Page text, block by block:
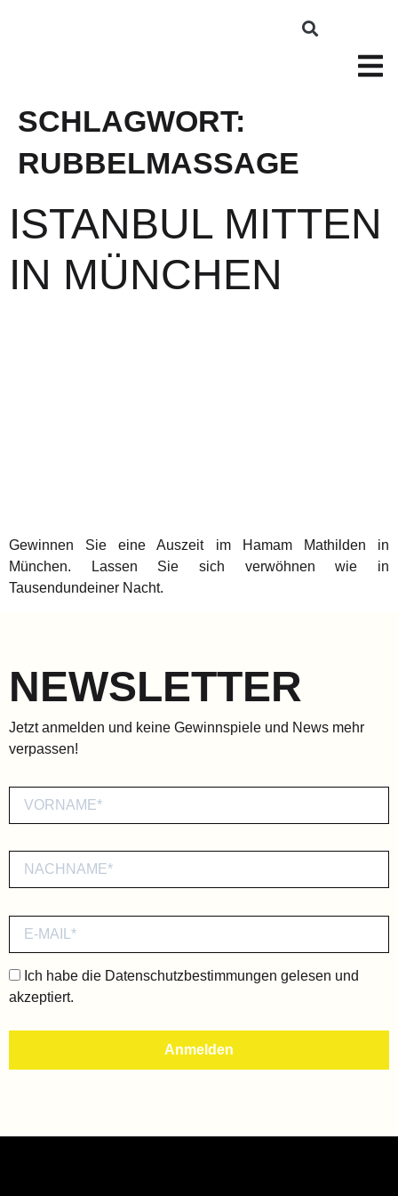
SCHLAGWORT:
RUBBELMASSAGE
ISTANBUL MITTEN
IN MÜNCHEN
Gewinnen Sie eine Auszeit im Hamam Mathilden in
München. Lassen Sie sich verwöhnen wie in
Tausendundeiner Nacht.
NEWSLETTER
Jetzt anmelden und keine Gewinnspiele und News mehr
verpassen!
Ich habe die Datenschutzbestimmungen gelesen und
akzeptiert.